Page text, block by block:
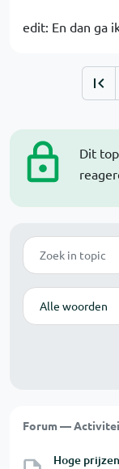
Dit
Zoek
Modus
Forum —
Hoge
edit: En dan ga